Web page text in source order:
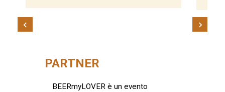
PARTNER
BEERmyLOVER è un evento